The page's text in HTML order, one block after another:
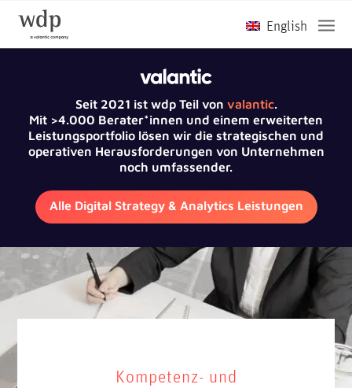
Seit 2021 ist wdp Teil von valantic.
Mit >4.000 Berater*innen und einem erweiterten
Leistungsportfolio lösen wir die strategischen und
operativen Herausforderungen von Unternehmen
noch umfassender.
Alle Digital Strategy & Analytics Leistungen
Kompetenz- und